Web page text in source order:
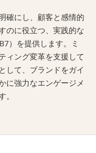
確にし、顧客と感情的
のに役立つ、実践的な
）を提供します。ミ
ィング変革を支援して
して、ブランドをガイ
に強力なエンゲージメ
。